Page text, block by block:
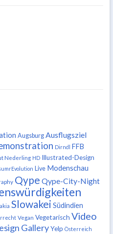
Augsburg Ausflugsziel
Dirndl FFB
Nederling HD Illustrated-Design
Live Modenschau
Qype Qype-City-Night
Slowakei Südindien
Vegan Vegetarisch Video
Gallery Yelp Österreich